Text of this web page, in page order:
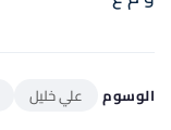
الوسوم علي خليل